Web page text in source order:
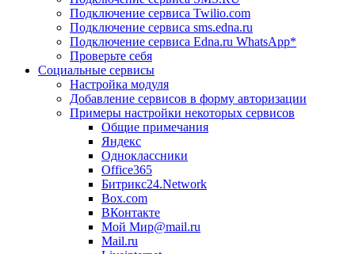
Подключение сервиса Twilio.com
Подключение сервиса sms.edna.ru
Подключение сервиса Edna.ru WhatsApp*
Проверьте себя
Социальные сервисы
Настройка модуля
Добавление сервисов в форму авторизации
Примеры настройки некоторых сервисов
Общие примечания
Яндекс
Одноклассники
Office365
Битрикс24.Network
Box.com
ВКонтакте
Мой Мир@mail.ru
Mail.ru